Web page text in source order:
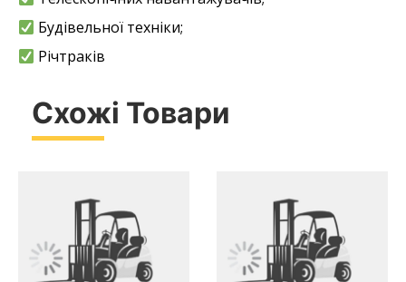
Будівельної техніки;
Річтраків
Схожі Товари